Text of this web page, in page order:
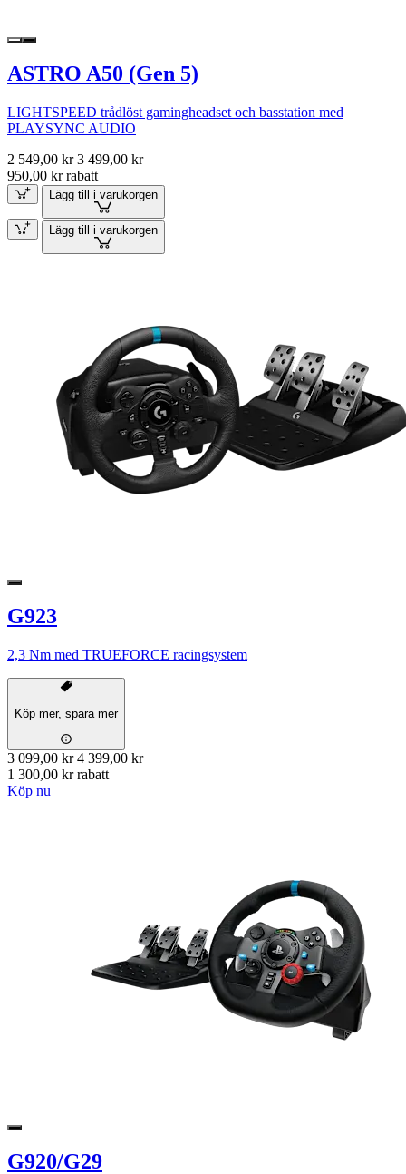
ASTRO A50 (Gen 5)
LIGHTSPEED trådlöst gamingheadset och basstation med
PLAYSYNC AUDIO
2 549,00 kr 3 499,00 kr
950,00 kr rabatt
Lägg till i varukorgen
Lägg till i varukorgen
G923
2,3 Nm med TRUEFORCE racingsystem
Köp mer, spara mer
3 099,00 kr 4 399,00 kr
1 300,00 kr rabatt
Köp nu
G920/G29